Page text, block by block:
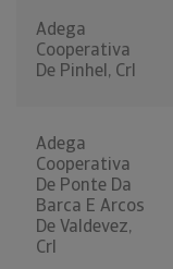
Adega
Cooperativa
De Pinhel, Crl
Adega
Cooperativa
De Ponte Da
Barca E Arcos
De Valdevez,
Crl